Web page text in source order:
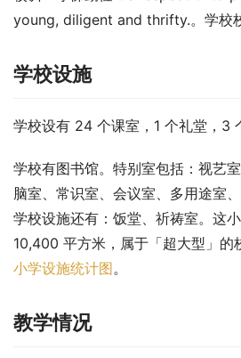
young, diligent and thrifty.。学校
学校设施
学校设有 24 个课室，1 个礼堂，3
学校有图书馆。特别室包括：视艺
脑室、常识室、会议室、多用途室
学校设施还有：饭堂、祈祷室。这
10,400 平方米，属于「超大型」的
小学设施统计图。
教学情况